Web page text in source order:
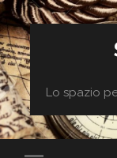
Lo spazio